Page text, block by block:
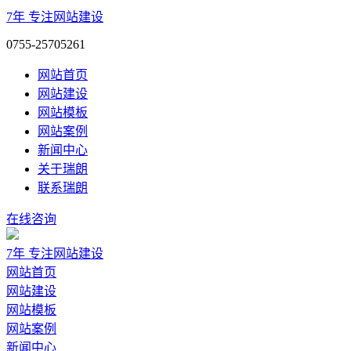
7年 专注网站建设
0755-25705261
网站首页
网站建设
网站模板
网站案例
新闻中心
关于瑞朗
联系瑞朗
在线咨询
7年 专注网站建设
网站首页
网站建设
网站模板
网站案例
新闻中心